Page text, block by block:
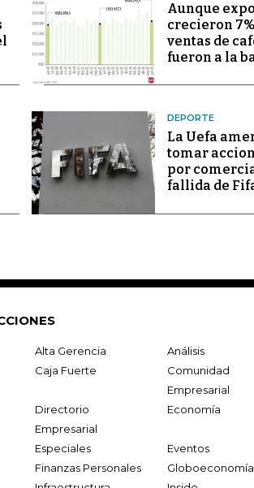
Aunque
crecieron
ventas de
fueron a la
DEPORTE
La Uefa
tomar
por
fallida de
Alta Gerencia
Análisis
Caja Fuerte
Comunidad
Empresarial
Directorio
Empresarial
Economía
Especiales
Eventos
Finanzas Personales
Globoeconomía